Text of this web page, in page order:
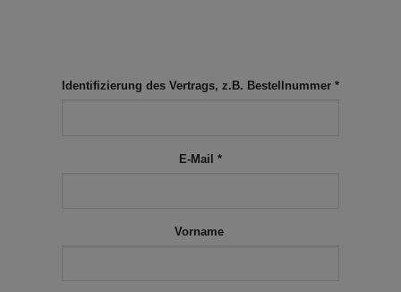
Identifizierung des Vertrags, z.B. Bestellnummer *
E-Mail *
E-
Vorname